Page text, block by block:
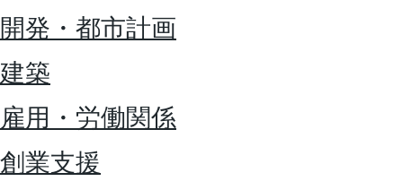
開発・都市計画
建築
雇用・労働関係
創業支援